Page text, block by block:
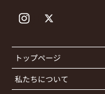
トップページ
私たちについて